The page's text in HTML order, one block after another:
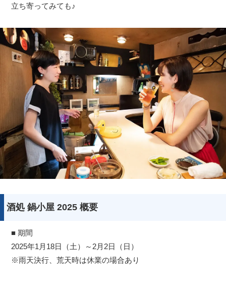
立ち寄ってみても♪
酒処 鍋小屋 2025 概要
■ 期間
2025年1月18日（土）～2月2日（日）
※雨天決行、荒天時は休業の場合あり